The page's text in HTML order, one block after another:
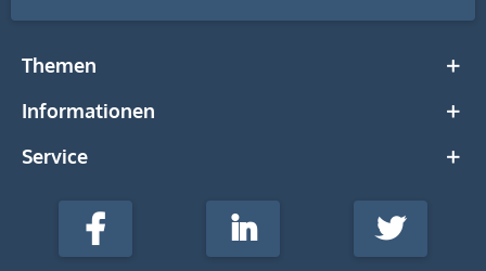
Themen
Informationen
Service
stempel-
Media
Facebook LinkedIn Twitter